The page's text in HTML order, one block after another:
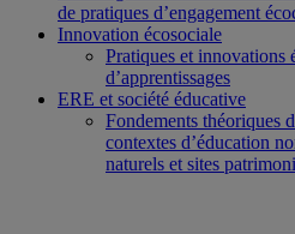
de pratiques d’engagement
Innovation écosociale
Pratiques et innovations
d’apprentissages
ERE et société éducative
Fondements théoriques
contextes d’éducation
naturels et sites